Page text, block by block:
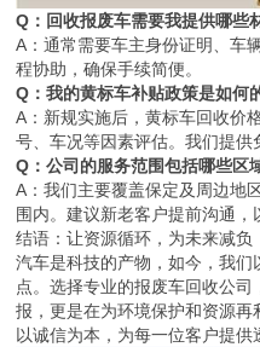
Q：回收报废车需要我提供哪些
A：通常需要车主身份证明、车
程协助，确保手续简便。
Q：我的黄标车补贴政策是如何
A：新规实施后，黄标车回收价
号、车况等因素评估。我们提供
Q：公司的服务范围包括哪些区
A：我们主要覆盖保定及周边地
围内。建议新老客户提前沟通，
结语：让资源循环，为未来减负
汽车是科技的产物，如今，我
点。选择专业的报废车回收公
报，更是在为环境保护和资源
以诚信为本，为每一位客户提供